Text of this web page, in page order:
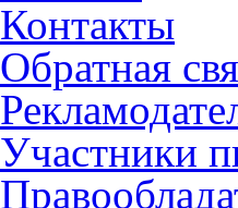
Контакты
Обратная
Участники